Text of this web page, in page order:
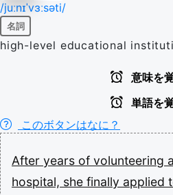
/juːnɪˈvɜːsəti/
名詞
high-level educational
意味を
単語を
このボタンはなに？
After years of volunteering
hospital, she finally applied